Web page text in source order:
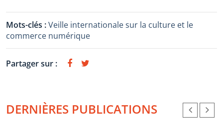
Mots-clés :Veille internationale sur la culture et le
commerce numérique
Partager sur :
DERNIÈRES PUBLICATIONS